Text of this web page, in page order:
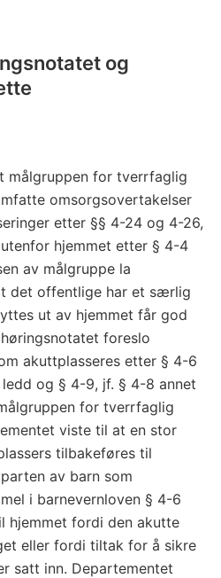
og
målgruppen for tverrfaglig
omsorgsovertakelser
etter §§ 4-24 og 4-26,
hjemmet etter § 4-4
av målgruppe la
det offentlige har et særlig
ut av hjemmet får god
foreslo
akuttplasseres etter § 4-6
og § 4-9, jf. § 4-8 annet
for tverrfaglig
viste til at en stor
tilbakeføres til
av barn som
i barnevernloven § 4-6
hjemmet fordi den akutte
eller fordi tiltak for å sikre
satt inn. Departementet